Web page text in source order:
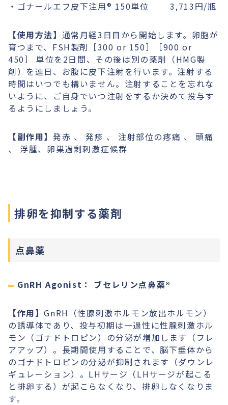
・ゴナールエフ皮下注用®︎ 150単位 3,713円/瓶
【使用方法】 通常月経3日目から開始します。卵胞が
育つまで、FSH製剤［300 or 150］［900 or
450］ 単位を2日間、その後は別の薬剤（HMG製
剤）を連日、お腹に皮下注射を行います。注射する
時間はいつでも構いません。注射することを忘れな
いように、ご自身でいつ注射をするか決めて投与す
るようにしましょう。
【副作用】 発赤 、 発疹 、 注射部位の疼痛 、 頭痛
、 浮腫、卵巣過剰刺激症候群
排卵を抑制する薬剤
点鼻薬
GnRH Agonist： ブセレリン点鼻薬®︎
【作用】GnRH（性腺刺激ホルモン放出ホルモン）
の誘導体であり、投与初期は一過性に性腺刺激ホル
モン（ゴナドトロピン）の分泌が増加します（フレ
アアップ）。長期間使用することで、脳下垂体から
のゴナドトロピンの分泌が抑制されます（ダウンレ
ギュレーション）。LHサージ（LHサージが起こる
と排卵する）が起こらなくなり、排卵しなくなりま
す。